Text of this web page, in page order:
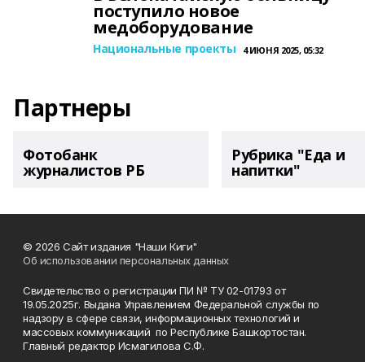
поступило новое
медоборудование
Национальные проекты 4 ИЮНЯ 2025, 05:32
Партнеры
Фотобанк
журналистов РБ
Рубрика "Еда и
напитки"
© 2026 Сайт издания "Наши Киги"
Об использовании персональных данных
Свидетельство о регистрации ПИ № ТУ 02-01793 от
19.05.2025г. Выдана Управлением Федеральной службы по
надзору в сфере связи, информационных технологий и
массовых коммуникаций по Республике Башкортостан.
Главный редактор Исмагилова С.Ф.